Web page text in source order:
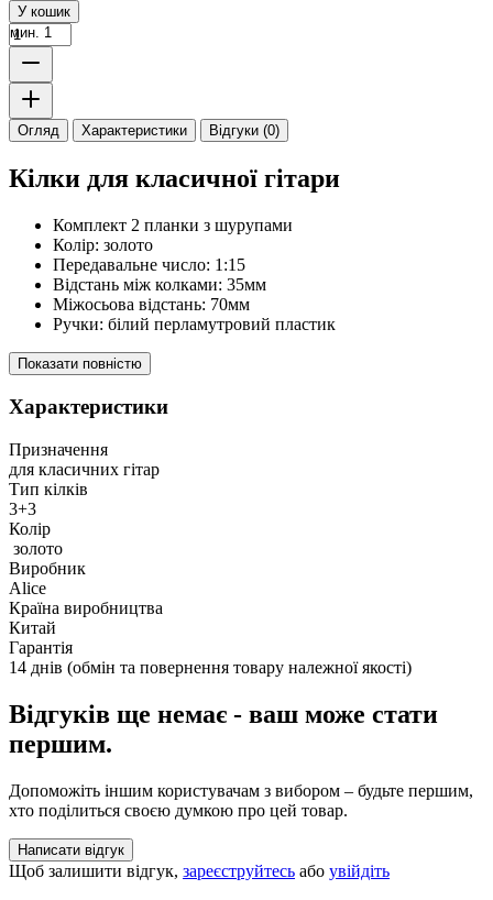
У кошик
мин. 1
Огляд Характеристики Відгуки (0)
Кілки для класичної гітари
Комплект 2 планки з шурупами
Колір: золото
Передавальне число: 1:15
Відстань між колками: 35мм
Міжосьова відстань: 70мм
Ручки: білий перламутровий пластик
Показати повністю
Характеристики
Призначення
для класичних гітар
Тип кілків
3+3
Колір
золото
Виробник
Alice
Країна виробництва
Китай
Гарантія
14 днів (обмін та повернення товару належної якості)
Відгуків ще немає - ваш може стати
першим.
Допоможіть іншим користувачам з вибором – будьте першим,
хто поділиться своєю думкою про цей товар.
Написати відгук
Щоб залишити відгук, зареєструйтесь або увійдіть